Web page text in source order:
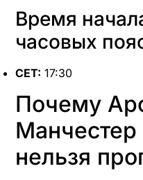
Время
часовых
CET: 17:30
Почему
нельзя